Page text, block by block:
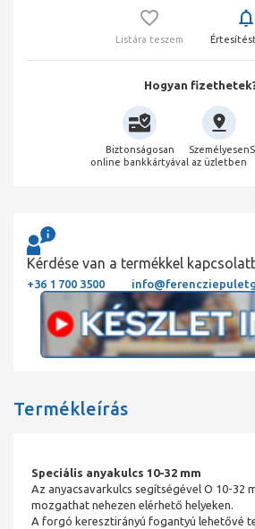
Listára teszem
Hogyan
Biztonságosan
online bankkártyával
Személyesen
az üzletben
Kérdése van a termékkel
+36 1 700 3500
Termékleírás
Speciális anyakulcs 10-32 mm
Az anyacsavarkulcs segítségével O 10-32
mozgathat nehezen elérhető helyeken.
A forgó keresztirányú fogantyú lehetővé